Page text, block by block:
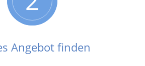
Angebot finden